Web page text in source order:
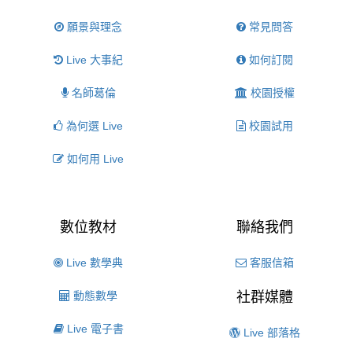
願景與理念
Live 大事紀
名師葛倫
為何選 Live
如何用 Live
常見問答
如何訂閱
校園授權
校園試用
數位教材
Live 數學典
動態數學
Live 電子書
聯絡我們
客服信箱
社群媒體
Live 部落格